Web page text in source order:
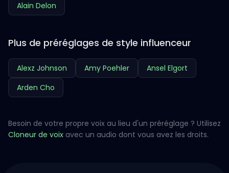
Alain Delon
Plus de préréglages de style influenceur
Alexz Johnson Amy Poehler
Ansel Elgort
Arden Cho
Besoin de votre propre voix au lieu d'un préréglage ? Utilisez
Cloneur de voix avec un audio dont vous avez les droits.